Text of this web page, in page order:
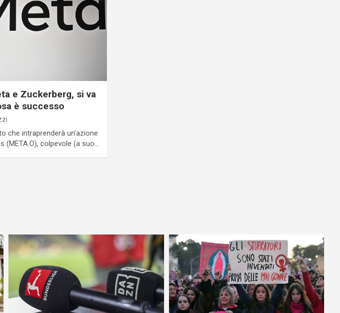
e Zuckerberg, si va
è successo
che intraprenderà un’azione
(META.O), colpevole (a suo…